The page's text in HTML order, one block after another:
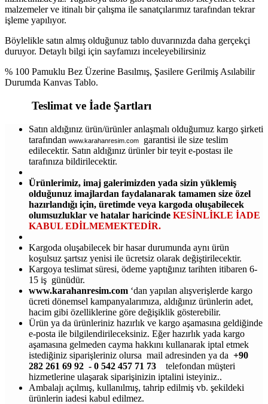
malzemeler ve itinalı bir çalışma ile sanatçılarımız tarafından tekrar
işleme yapılıyor.
Böylelikle satın almış olduğunuz tablo duvarınızda daha gerçekçi
duruyor. Detaylı bilgi için sayfamızı inceleyebilirsiniz
% 100 Pamuklu Bez Üzerine Basılmış, Şasilere Gerilmiş Asılabilir
Durumda Kanvas Tablo.
Teslimat ve İade Şartları
Satın aldığınız ürün/ürünler anlaşmalı olduğumuz kargo şirketi
tarafından www.karahanresim.com
garantisi ile size teslim
edilecektir. Satın aldığınız ürünler bir teyit e-postası ile
tarafınıza bildirilecektir.
Ürünlerimiz, imaj galerimizden yada sizin yüklemiş
olduğunuz imajlardan faydalanarak tamamen size özel
hazırlandığı için, üretimde veya kargoda oluşabilecek
olumsuzluklar ve hatalar haricinde KESİNLİKLE İADE
KABUL EDİLMEMEKTEDİR.
Kargoda oluşabilecek bir hasar durumunda aynı ürün
koşulsuz şartsız yenisi ile ücretsiz olarak değiştirilecektir.
Kargoya teslimat süresi, ödeme yaptığınız tarihten itibaren 6-
15 iş günüdür.
www.karahanresim.com ‘dan yapılan alışverişlerde kargo
ücreti dönemsel kampanyalarımıza, aldığınız ürünlerin adet,
hacim gibi özelliklerine göre değişiklik gösterebilir.
Ürün ya da ürünleriniz hazırlık ve kargo aşamasına geldiğinde
e-posta ile bilgilendirileceksiniz. Eğer hazırlık yada kargo
aşamasına gelmeden cayma hakkını kullanarak iptal etmek
istediğiniz siparişleriniz olursa mail adresinden ya da +90
282 261 69 92 - 0 542 457 71 73
telefondan müşteri
hizmetlerine ulaşarak siparişinizin iptalini isteyiniz..
Ambalajı açılmış, kullanılmış, tahrip edilmiş vb. şekildeki
ürünlerin iadesi kabul edilmez.